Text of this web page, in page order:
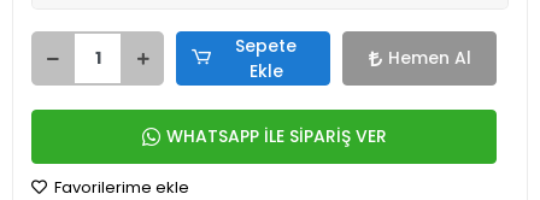
Sepete
Ekle
Hemen Al
WHATSAPP İLE SİPARİŞ VER
Favorilerime ekle